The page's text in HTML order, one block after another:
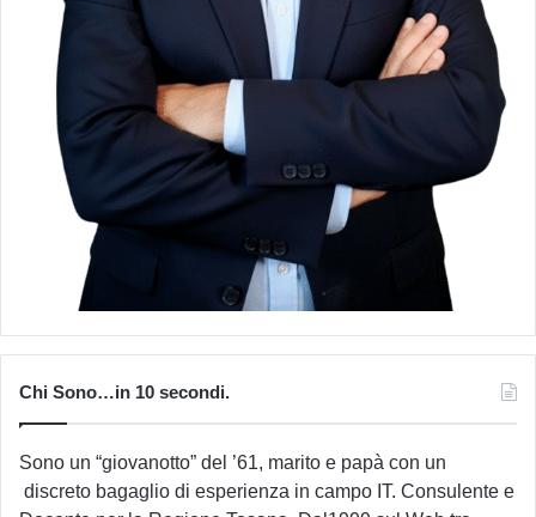
Chi Sono…in 10 secondi.
Sono un “giovanotto” del ’61, marito e papà con un
discreto bagaglio di esperienza in campo IT. Consulente e